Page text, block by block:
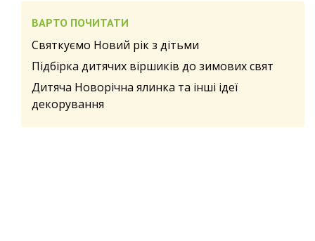
ВАРТО ПОЧИТАТИ
Святкуємо Новий рік з дітьми
Підбірка дитячих віршиків до зимових свят
Дитяча Новорічна ялинка та інші ідеї
декорування